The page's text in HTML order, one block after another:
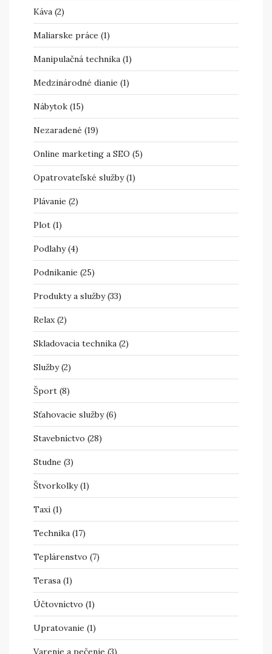
Káva (2)
Maliarske práce (1)
Manipulačná technika (1)
Medzinárodné dianie (1)
Nábytok (15)
Nezaradené (19)
Online marketing a SEO (5)
Opatrovateľské služby(1)
Plávanie (2)
Plot (1)
Podlahy(4)
Podnikanie (25)
Produkty a služby(33)
Relax(2)
Skladovacia technika (2)
Služby(2)
Šport (8)
Sťahovacie služby(6)
Stavebníctvo (28)
Studne (3)
Štvorkolky(1)
Taxi (1)
Technika (17)
Teplárenstvo (7)
Terasa (1)
Účtovníctvo (1)
Upratovanie (1)
Varenie a pečenie (3)